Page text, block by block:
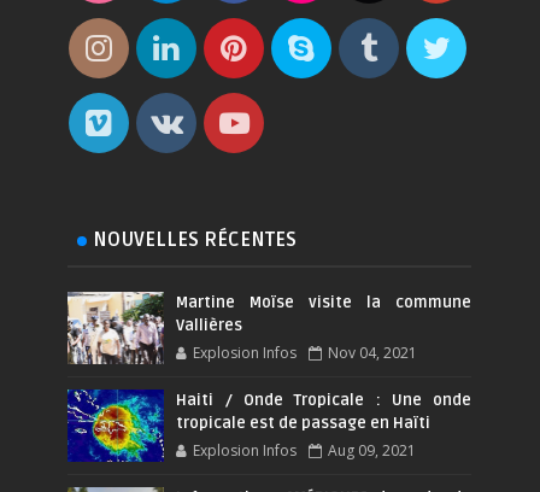
NOUVELLES RÉCENTES
Martine Moïse visite la commune
Vallières
Explosion Infos Nov 04, 2021
Haiti / Onde Tropicale : Une onde
tropicale est de passage en Haïti
Explosion Infos Aug 09, 2021